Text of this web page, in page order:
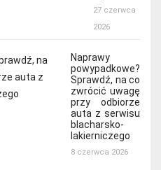
27 czerwca
2026
Naprawy
powypadkowe?
Sprawdź, na co
zwrócić uwagę
przy odbiorze
auta z serwisu
blacharsko-
lakierniczego
8 czerwca 2026